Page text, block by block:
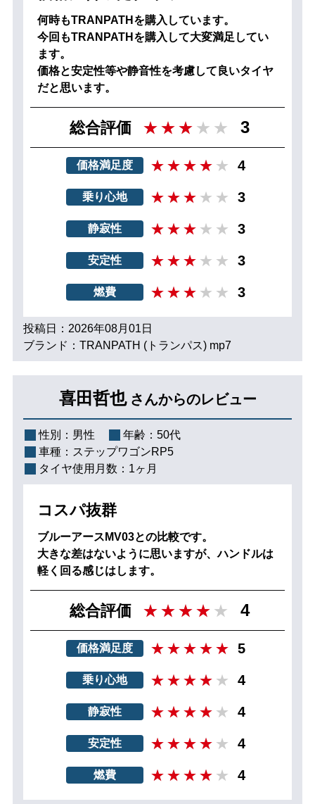
何時もTRANPATHを購入しています。
今回もTRANPATHを購入して大変満足してい
ます。
価格と安定性等や静音性を考慮して良いタイヤ
だと思います。
総合評価 3
価格満足度 4
乗り心地 3
静寂性 3
安定性 3
燃費 3
投稿日：2026年08月01日
ブランド：TRANPATH (トランパス) mp7
喜田哲也 さんからのレビュー
性別： 男性 年齢： 50代
車種： ステップワゴンRP5
タイヤ使用月数： 1ヶ月
コスパ抜群
ブルーアースMV03との比較です。
大きな差はないように思いますが、ハンドルは
軽く回る感じはします。
総合評価 4
価格満足度 5
乗り心地 4
静寂性 4
安定性 4
燃費 4